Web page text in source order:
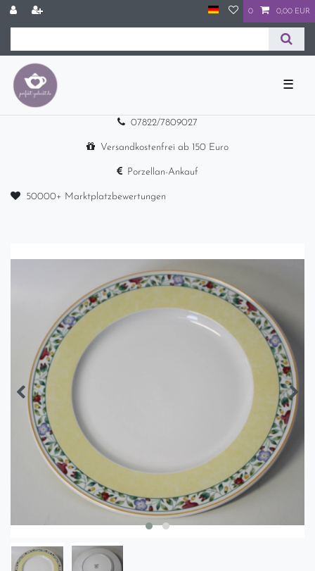
0 0,00 EUR
☰
07822/7809027
Versandkostenfrei ab 150 Euro
Porzellan-Ankauf
50000+ Marktplatzbewertungen